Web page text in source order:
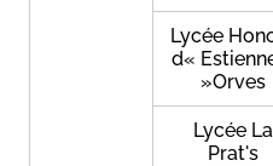
Lycée
d«
»Orves
Lycée La
Prat's